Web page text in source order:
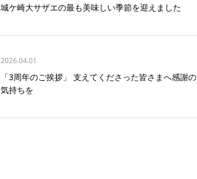
城ケ崎大サザエの最も美味しい季節を迎えました
2026.04.01
「3周年のご挨拶」 支えてくださった皆さまへ感謝の
気持ちを